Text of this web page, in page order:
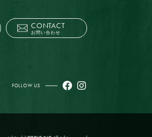
CONTACT
お問い合わせ
FOLLOW US